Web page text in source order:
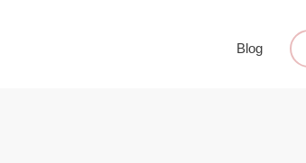
Blog